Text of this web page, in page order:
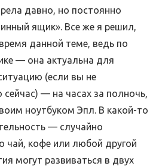
давно, но постоянно
ящик». Все же я решил,
данной теме, ведь по
— она актуальна для
(если вы не
сейчас) — на часах за полночь,
ноутбуком Эпл. В какой-то
— случайно
чай, кофе или любой другой
могут развиваться в двух